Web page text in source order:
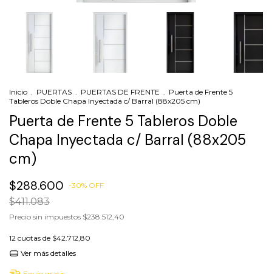
Inicio . PUERTAS . PUERTAS DE FRENTE . Puerta de Frente 5
Tableros Doble Chapa Inyectada c/ Barral (88x205 cm)
Puerta de Frente 5 Tableros Doble
Chapa Inyectada c/ Barral (88x205
cm)
$288.600 -30% OFF
$411.083
Precio sin impuestos $238.512,40
12 cuotas de $42.712,80
Ver más detalles